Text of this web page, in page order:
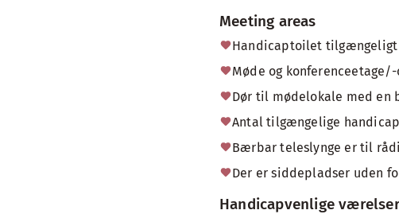
Meeting areas
Handicaptoilet tilgængeligt
Møde og
Dør til mødelokale med en
Antal tilgængelige
Bærbar teleslynge er til
Der er siddepladser uden
Handicapvenlige værelser